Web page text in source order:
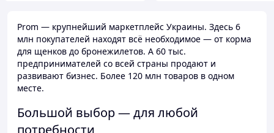
Prom — крупнейший маркетплейс Украины. Здесь 6
млн покупателей находят всё необходимое — от корма
для щенков до бронежилетов. А 60 тыс.
предпринимателей со всей страны продают и
развивают бизнес. Более 120 млн товаров в одном
месте.
Большой выбор — для любой